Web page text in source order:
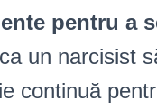
pentru a
un narcisist
continuă